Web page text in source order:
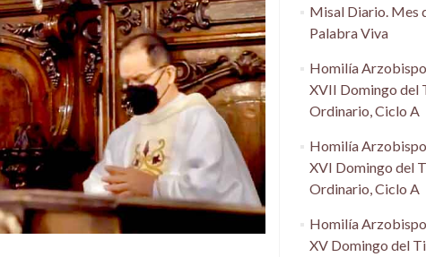
Misal Diario. Mes
Palabra Viva
Homilía Arzobispo
XVII Domingo del
Ordinario, Ciclo A
Homilía Arzobispo
XVI Domingo del
Ordinario, Ciclo A
Homilía Arzobispo
XV Domingo del